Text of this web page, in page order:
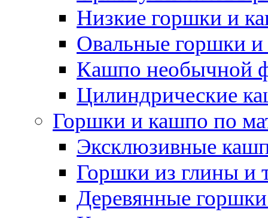
Низкие горшки и
Овальные горшки
Кашпо необычной
Цилиндрические
Горшки и кашпо по
Эксклюзивные
Горшки из глины и
Деревянные